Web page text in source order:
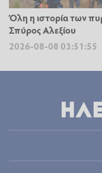
Όλη η ιστορία των
Σπύρος Αλεξίου
2026-08-08 03:51:55